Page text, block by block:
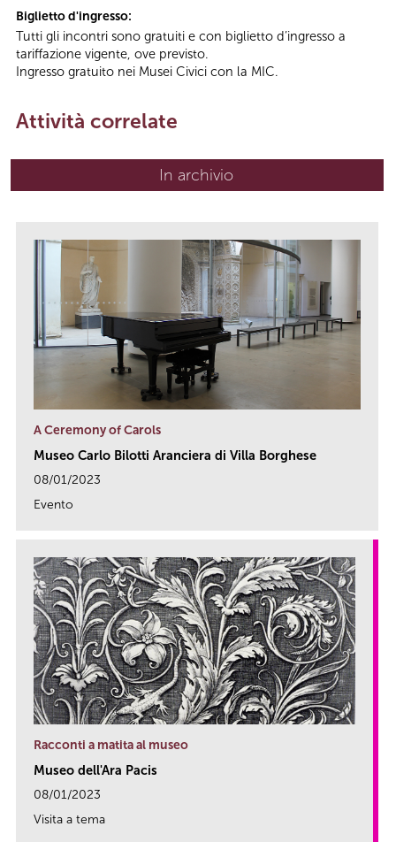
Biglietto d'ingresso:
Tutti gli incontri sono gratuiti e con biglietto d’ingresso a
tariffazione vigente, ove previsto.
Ingresso gratuito nei Musei Civici con la MIC.
Attività correlate
In archivio
A Ceremony of Carols
Museo Carlo Bilotti Aranciera di Villa Borghese
08/01/2023
Evento
Racconti a matita al museo
Museo dell'Ara Pacis
08/01/2023
Visita a tema